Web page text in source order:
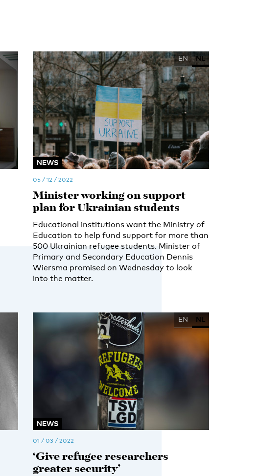
EN NL
NEWS
05 / 12 / 2022
Minister working on support
plan for Ukrainian students
Educational institutions want the Ministry of
Education to help fund support for more than
500 Ukrainian refugee students. Minister of
Primary and Secondary Education Dennis
Wiersma promised on Wednesday to look
into the matter.
EN NL
NEWS
01 / 03 / 2022
‘Give refugee researchers
greater security’